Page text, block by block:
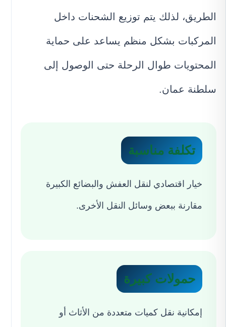
الطريق، لذلك يتم توزيع الشحنات داخل
المركبات بشكل منظم يساعد على حماية
المحتويات طوال الرحلة حتى الوصول إلى
سلطنة عمان.
تكلفة مناسبة
خيار اقتصادي لنقل العفش والبضائع الكبيرة
مقارنة ببعض وسائل النقل الأخرى.
حمولات كبيرة
إمكانية نقل كميات متعددة من الأثاث أو